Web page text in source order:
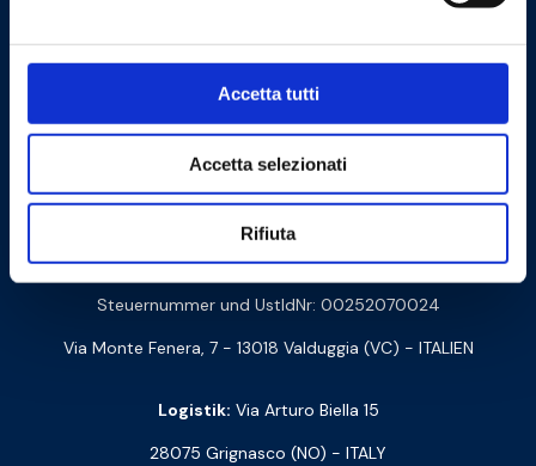
Accetta tutti
Accetta selezionati
Rifiuta
Cookie Policy Privacy Policy
Kontakt
Barberi Rubinetterie Industriali S.r.l. Einpersonengesellschaft
Steuernummer und UstIdNr: 00252070024
Via Monte Fenera, 7 - 13018 Valduggia (VC) - ITALIEN
Logistik: Via Arturo Biella 15
28075 Grignasco (NO) - ITALY